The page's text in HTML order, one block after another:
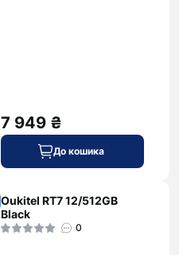
7 949 ₴
До кошика
Oukitel RT7 12/512GB
Black
0